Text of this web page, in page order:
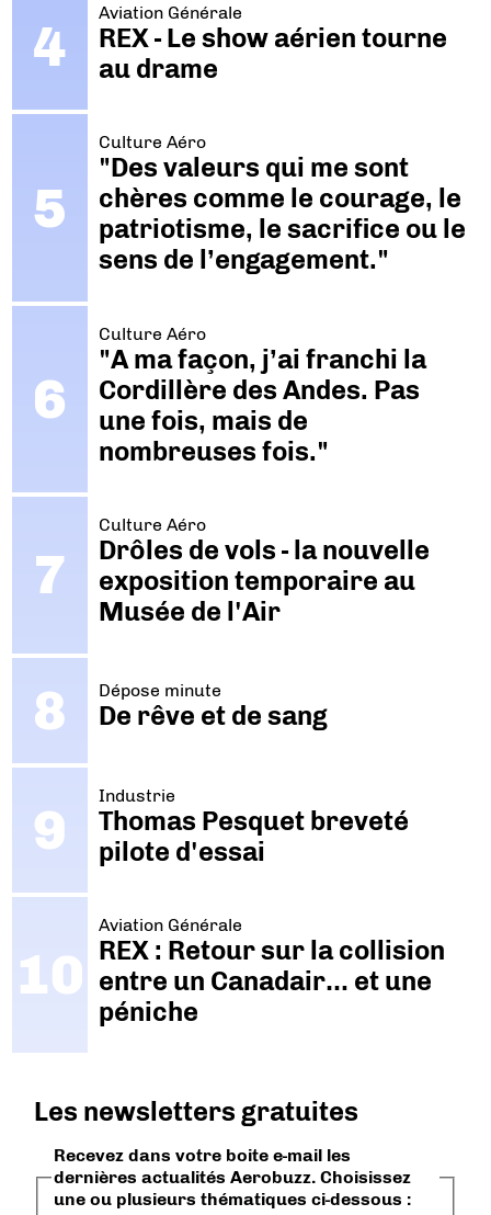
Aviation Générale
REX - Le show aérien tourne
au drame
Culture Aéro
"Des valeurs qui me sont
chères comme le courage, le
patriotisme, le sacrifice ou le
sens de l’engagement."
Culture Aéro
"A ma façon, j’ai franchi la
Cordillère des Andes. Pas
une fois, mais de
nombreuses fois."
Culture Aéro
Drôles de vols - la nouvelle
exposition temporaire au
Musée de l'Air
Dépose minute
De rêve et de sang
Industrie
Thomas Pesquet breveté
pilote d'essai
Aviation Générale
REX : Retour sur la collision
entre un Canadair… et une
péniche
Les newsletters gratuites
Recevez dans votre boite e-mail les
dernières actualités Aerobuzz. Choisissez
une ou plusieurs thématiques ci-dessous :